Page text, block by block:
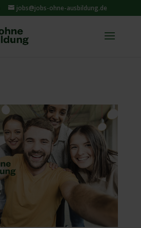
jobs@jobs-ohne-ausbildung.de